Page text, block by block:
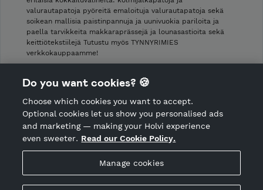
Hosted by Holvi
Holvi Payment Services Ltd is regulated by the Financial
valurautapatoja pyöreitä emaloituja valurautapatoja sekä
soikean mallisia paistinpannuja ja uunivuokia pariloita ja
paella tarvikkeita makkaraprässejä ja lounasastioita sekä
keittiötekstiilejä Tutustu myös TYNNYRIMIES
verkkokauppaamme!
Shop privacy policy
CANCEL ORDER
Do you want cookies? 🍪
Choose which cookies you want to accept.
Optional cookies let us show you personalised ads
and marketing — making your Holvi experience
even sweeter. Read our Cookie Policy.
Manage cookies